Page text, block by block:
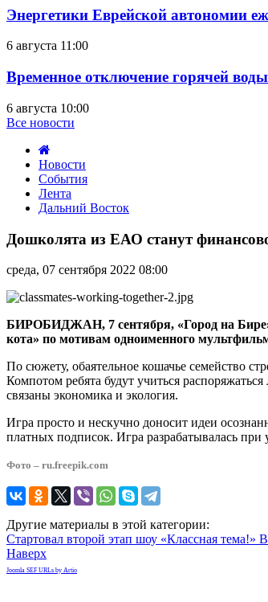
Энергетики Еврейской автономии
6 августа 11:00
Временное отключение горячей
6 августа 10:00
Все новости
Новости
События
Лента
Дальний Восток
из
станут
финансово
грамотнее
помощью
игры
мотивам
мультсериала
«Три
Дошколята из ЕАО станут
среда, 07 сентября 2022 08:00
БИРОБИДЖАН, 7 сентября, «Город на Бире»
кота» по мотивам одноименного
По сюжету, обаятельное кошачье семейство
Компотом ребята будут учиться
связаны экономика и экология.
Игра просто и нескучно доносит идеи
платных подписок. Игра разрабатывалась при
Фото – ru.freepik.com
Другие материалы в этой категории:
Стартовал второй этап шоу «Классная тема!» В
Наверх
Joomla SEF URLs by Artio